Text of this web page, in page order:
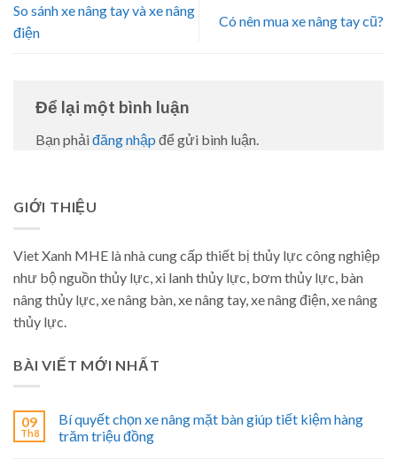
So sánh xe nâng tay và xe nâng
điện
Có nên mua xe nâng tay cũ?
Để lại một bình luận
Bạn phải đăng nhập để gửi bình luận.
GIỚI THIỆU
Viet Xanh MHE là nhà cung cấp thiết bị thủy lực công nghiệp
như bộ nguồn thủy lực, xi lanh thủy lực, bơm thủy lực, bàn
nâng thủy lực, xe nâng bàn, xe nâng tay, xe nâng điện, xe nâng
thủy lực.
BÀI VIẾT MỚI NHẤT
09
Th8
Bí quyết chọn xe nâng mặt bàn giúp tiết kiệm hàng
trăm triệu đồng